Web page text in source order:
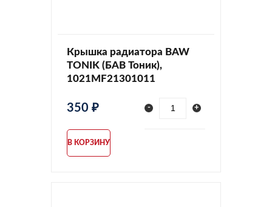
Крышка радиатора BAW
TONIK (БАВ Тоник),
1021MF21301011
350 ₽ - +
В КОРЗИНУ